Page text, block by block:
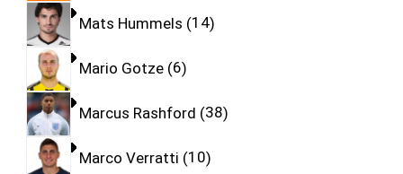
Mats Hummels 14
Mario Gotze 6
Marcus Rashford 38
Marco Verratti 10